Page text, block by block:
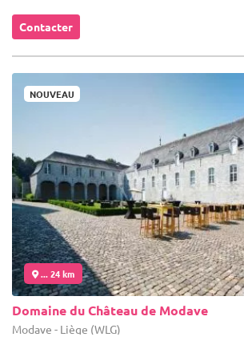
Contacter
NOUVEAU
... 24 km
Domaine du Château de Modave
Modave - Liège (WLG)